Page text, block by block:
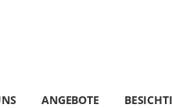
ANGEBOTE